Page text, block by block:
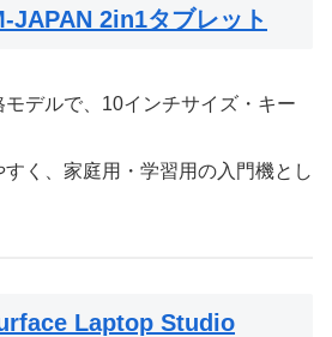
JAPAN 2in1タブレット
デルで、10インチサイズ・キー
く、家庭用・学習用の入門機とし
Laptop Studio